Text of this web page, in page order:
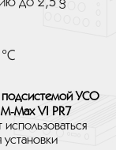
УСО
M‑Max VI PR7